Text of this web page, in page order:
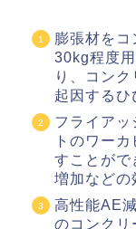
膨張材を
30kg程度
り、コン
起因するひ
フライアッ
トのワー
すことがで
増加などの
高性能AE
のコンクリ